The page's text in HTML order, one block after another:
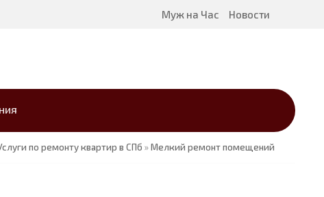
Муж на Час Новости
по ремонту квартир в СПб »Мелкий ремонт помещений